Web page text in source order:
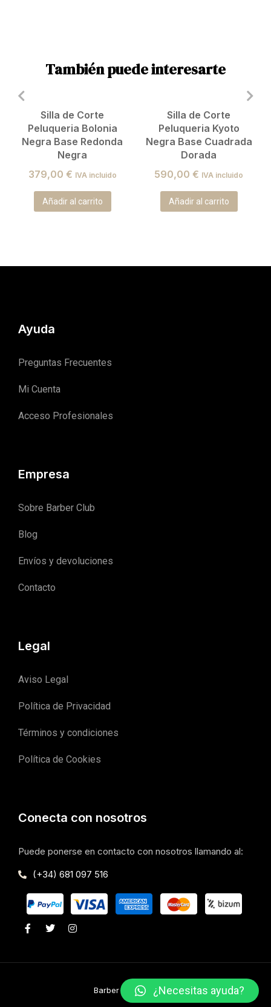
También puede interesarte
Silla de Corte
Peluqueria Bolonia
Negra Base Redonda
Negra
379,00 € IVA incluido
Añadir al carrito
Silla de Corte
Peluqueria Kyoto
Negra Base Cuadrada
Dorada
590,00 € IVA incluido
Añadir al carrito
Ayuda
Preguntas Frecuentes
Mi Cuenta
Acceso Profesionales
Empresa
Sobre Barber Club
Blog
Envíos y devoluciones
Contacto
Legal
Aviso Legal
Política de Privacidad
Términos y condiciones
Política de Cookies
Conecta con nosotros
Puede ponerse en contacto con nosotros llamando al:
(+34) 681 097 516
Barber Club Company¿Necesitas ayuda?